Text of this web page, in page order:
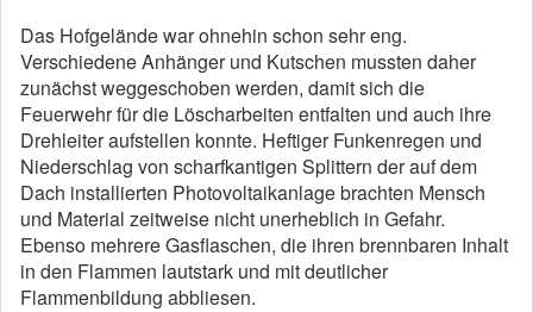
Das Hofgelände war ohnehin schon sehr eng.
Verschiedene Anhänger und Kutschen mussten daher
zunächst weggeschoben werden, damit sich die
Feuerwehr für die Löscharbeiten entfalten und auch ihre
Drehleiter aufstellen konnte. Heftiger Funkenregen und
Niederschlag von scharfkantigen Splittern der auf dem
Dach installierten Photovoltaikanlage brachten Mensch
und Material zeitweise nicht unerheblich in Gefahr.
Ebenso mehrere Gasflaschen, die ihren brennbaren Inhalt
in den Flammen lautstark und mit deutlicher
Flammenbildung abbliesen.